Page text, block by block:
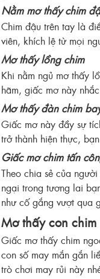
Nằm mơ thấy chim
Chim đậu trên tay là
viên, khích lệ từ mọi
Mơ thấy lồng chim
Khi nằm ngủ mơ thấy
hãm, giấc mơ này
Mơ thấy đàn chim
Giấc mơ này đầy sự
trở thành hiện thực,
Giấc mơ chim tấn
Theo chia sẻ của
ngại trong tương lai
như cố gắng vượt qua
Mơ thấy con
Giấc mơ thấy chim
con số may mắn gắn
trò chơi may rủi này